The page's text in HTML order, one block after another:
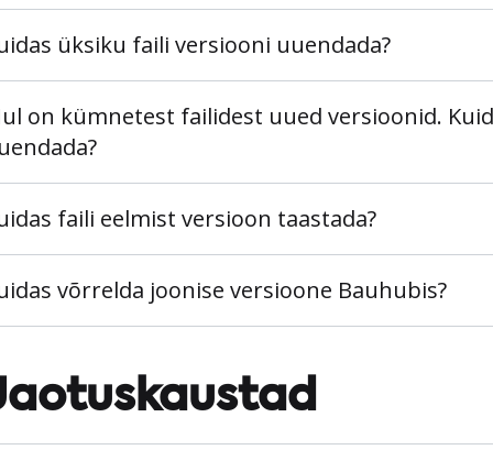
üksiku faili versiooni uuendada?
on kümnetest failidest uued versioonid.
faili eelmist versioon taastada?
võrrelda joonise versioone Bauhubis?